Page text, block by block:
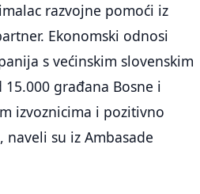
razvojne pomoći iz
Ekonomski odnosi
s većinskim slovenskim
građana Bosne i
izvoznicima i pozitivno
su iz Ambasade